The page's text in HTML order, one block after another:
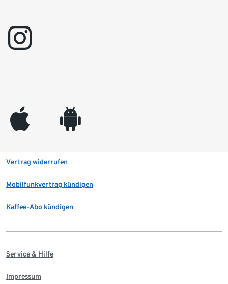
instagram
appleinc android
Vertrag widerrufen
Mobilfunkvertrag kündigen
Kaffee-Abo kündigen
Service & Hilfe
Impressum